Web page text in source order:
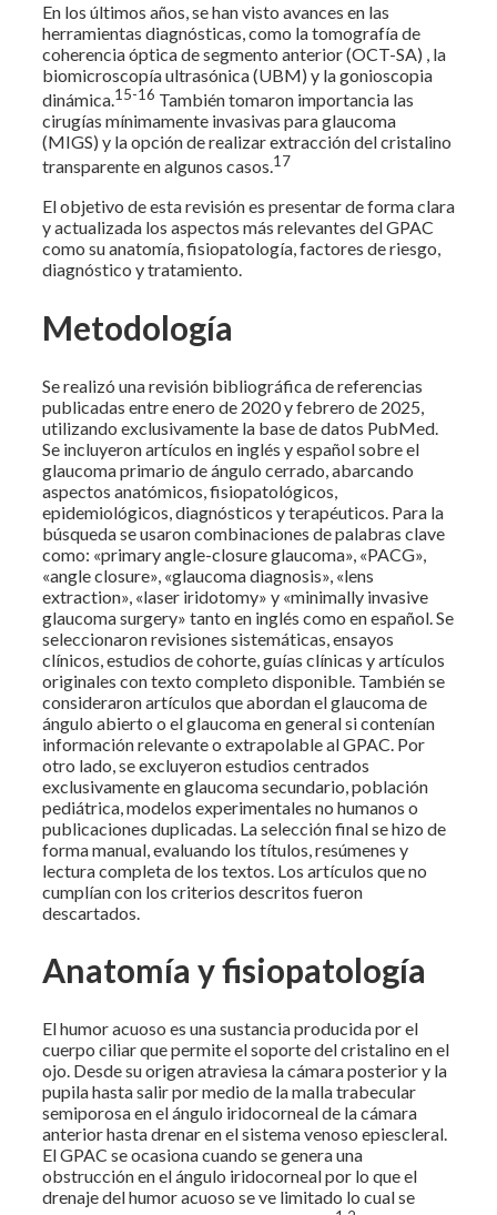
En los últimos años, se han visto avances en las
herramientas diagnósticas, como la tomografía de
coherencia óptica de segmento anterior (OCT-SA) , la
biomicroscopía ultrasónica (UBM) y la gonioscopia
dinámica.15-16 También tomaron importancia las
cirugías mínimamente invasivas para glaucoma
(MIGS) y la opción de realizar extracción del cristalino
transparente en algunos casos.17
El objetivo de esta revisión es presentar de forma clara
y actualizada los aspectos más relevantes del GPAC
como su anatomía, fisiopatología, factores de riesgo,
diagnóstico y tratamiento.
Metodología
Se realizó una revisión bibliográfica de referencias
publicadas entre enero de 2020 y febrero de 2025,
utilizando exclusivamente la base de datos PubMed.
Se incluyeron artículos en inglés y español sobre el
glaucoma primario de ángulo cerrado, abarcando
aspectos anatómicos, fisiopatológicos,
epidemiológicos, diagnósticos y terapéuticos. Para la
búsqueda se usaron combinaciones de palabras clave
como: «primary angle-closure glaucoma», «PACG»,
«angle closure», «glaucoma diagnosis», «lens
extraction», «laser iridotomy» y «minimally invasive
glaucoma surgery» tanto en inglés como en español. Se
seleccionaron revisiones sistemáticas, ensayos
clínicos, estudios de cohorte, guías clínicas y artículos
originales con texto completo disponible. También se
consideraron artículos que abordan el glaucoma de
ángulo abierto o el glaucoma en general si contenían
información relevante o extrapolable al GPAC. Por
otro lado, se excluyeron estudios centrados
exclusivamente en glaucoma secundario, población
pediátrica, modelos experimentales no humanos o
publicaciones duplicadas. La selección final se hizo de
forma manual, evaluando los títulos, resúmenes y
lectura completa de los textos. Los artículos que no
cumplían con los criterios descritos fueron
descartados.
Anatomía y fisiopatología
El humor acuoso es una sustancia producida por el
cuerpo ciliar que permite el soporte del cristalino en el
ojo. Desde su origen atraviesa la cámara posterior y la
pupila hasta salir por medio de la malla trabecular
semiporosa en el ángulo iridocorneal de la cámara
anterior hasta drenar en el sistema venoso epiescleral.
El GPAC se ocasiona cuando se genera una
obstrucción en el ángulo iridocorneal por lo que el
drenaje del humor acuoso se ve limitado lo cual se